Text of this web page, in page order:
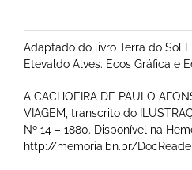
Adaptado do livro Terra do Sol
Etevaldo Alves. Ecos Gráfica e
A CACHOEIRA DE PAULO
VIAGEM, transcrito do
Nº 14 – 1880. Disponível na
http://memoria.bn.br/